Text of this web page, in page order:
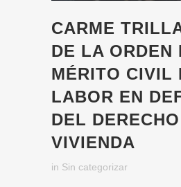
CARME
DE LA ORDEN
MÉRITO CIVIL
LABOR EN
DEL
VIVIENDA
in Sin categorizar